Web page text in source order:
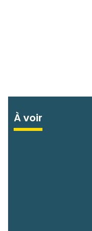
À voir